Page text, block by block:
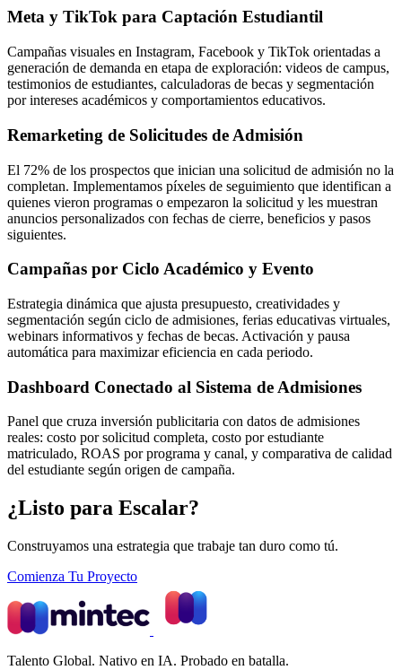
Meta y TikTok para Captación Estudiantil
Campañas visuales en Instagram, Facebook y TikTok orientadas a
generación de demanda en etapa de exploración: videos de campus,
testimonios de estudiantes, calculadoras de becas y segmentación
por intereses académicos y comportamientos educativos.
Remarketing de Solicitudes de Admisión
El 72% de los prospectos que inician una solicitud de admisión no la
completan. Implementamos píxeles de seguimiento que identifican a
quienes vieron programas o empezaron la solicitud y les muestran
anuncios personalizados con fechas de cierre, beneficios y pasos
siguientes.
Campañas por Ciclo Académico y Evento
Estrategia dinámica que ajusta presupuesto, creatividades y
segmentación según ciclo de admisiones, ferias educativas virtuales,
webinars informativos y fechas de becas. Activación y pausa
automática para maximizar eficiencia en cada periodo.
Dashboard Conectado al Sistema de Admisiones
Panel que cruza inversión publicitaria con datos de admisiones
reales: costo por solicitud completa, costo por estudiante
matriculado, ROAS por programa y canal, y comparativa de calidad
del estudiante según origen de campaña.
¿Listo para Escalar?
Construyamos una estrategia que trabaje tan duro como tú.
Comienza Tu Proyecto
Talento Global. Nativo en IA. Probado en batalla.